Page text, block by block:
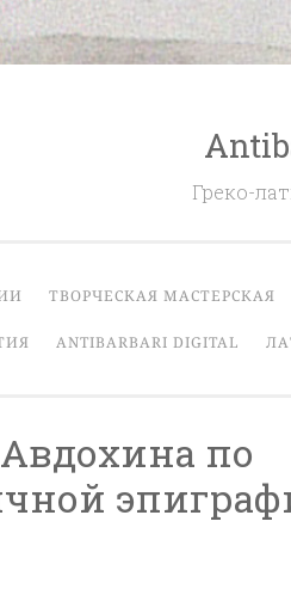
Греко-
ТВОРЧЕСКАЯ МАСТЕРСКАЯ
ANTIBARBARI DIGITAL
по